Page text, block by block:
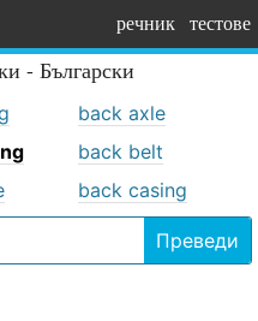
речник тестове
- Български
back axle
back belt
back casing
Преведи